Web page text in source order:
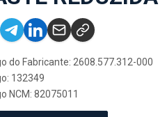
do Fabricante: 2608.577.312-000
132349
NCM: 82075011